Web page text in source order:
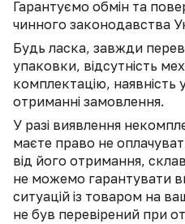
Гарантуємо обмін та
чинного законодавства
Будь ласка, завжди
упаковки, відсутність
комплектацію, наявність
отриманні замовлення.
У разі виявлення
маєте право не
від його отримання,
не можемо гарантувати
ситуацій із товаром на
не був перевірений при